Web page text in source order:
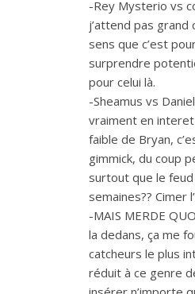
-Rey Mysterio vs
j’attend pas grand
sens que c’est
surprendre
pour celui là.
-Sheamus vs
vraiment en
faible de Bryan,
gimmick, du coup
surtout que le
semaines?? Cimer
-MAIS MERDE
la dedans, ça me
catcheurs le plus
réduit à ce genre